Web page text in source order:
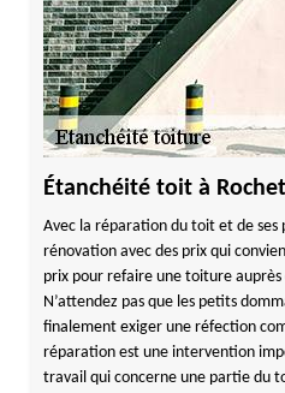
Étanchéité toit à
Avec la réparation du toit et de ses
rénovation avec des prix qui
prix pour refaire une toiture auprès
N’attendez pas que les petits
finalement exiger une réfection
réparation est une intervention
travail qui concerne une partie du